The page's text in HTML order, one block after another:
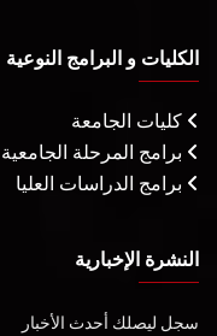
الكليات و البرامج النوعية
كليات الجامعة
برامج المرحلة الجامعية
برامج الدراسات العليا
النشرة الإخبارية
سجل ليصلك أحدث الأخبار